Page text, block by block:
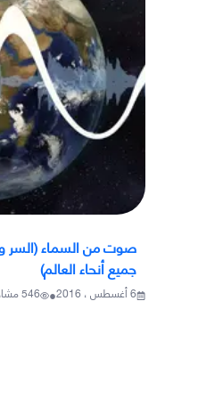
صوت من السماء (السر
جميع أنحاء العالم)
6 أغسطس ، 2016 •
546